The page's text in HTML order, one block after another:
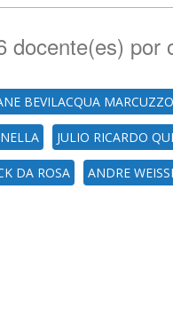
docente(es) por
BEVILACQUA MARCUZZO
JULIO RICARDO
DA ROSA ANDRE